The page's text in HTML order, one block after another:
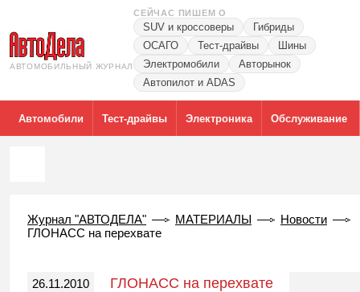
АВТОМОБИЛЬНЫЙ ЖУРНАЛ
СЕЙЧАС ПИШЕМ О
SUV и кроссоверы
Гибриды
ОСАГО
Тест-драйвы
Шины
Электромобили
Авторынок
Автопилот и ADAS
Автомобили Тест-драйвы Электроника Обслуживание
Журнал "АВТОДЕЛА" МАТЕРИАЛЫ
Новости
ГЛОНАСС на перехвате
26.11.2010 ГЛОНАСС на перехвате